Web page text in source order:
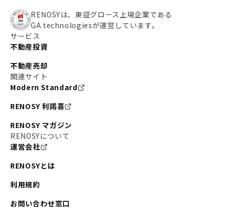
RENOSYは、東証グロース上場企業である
GA technologiesが運営しています。
サービス
不動産投資
不動産売却
関連サイト
Modern Standard
RENOSY 利諾喜
RENOSY マガジン
RENOSYについて
運営会社
RENOSYとは
利用規約
お問い合わせ窓口